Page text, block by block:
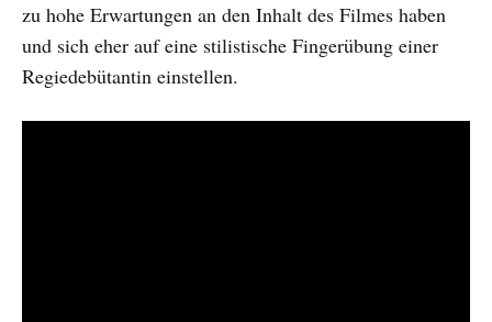
zu hohe Erwartungen an den Inhalt des Filmes haben
und sich eher auf eine stilistische Fingerübung einer
Regiedebütantin einstellen.